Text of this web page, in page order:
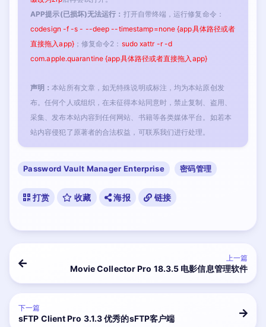
APP提示(已损坏)无法运行： 打开自带终端，运行修复命令：
codesign -f -s - --deep --timestamp=none {app具体路径或者
直接拖入app}；修复命令2： sudo xattr -r -d
com.apple.quarantine {app具体路径或者直接拖入app}
声明：本站所有文章，如无特殊说明或标注，均为本站原创发
布。任何个人或组织，在未征得本站同意时，禁止复制、盗用、
采集、发布本站内容到任何网站、书籍等各类媒体平台。如若本
站内容侵犯了原著者的合法权益，可联系我们进行处理。
Password Vault Manager Enterprise 密码管理
打赏 收藏 海报 链接
上一篇
Movie Collector Pro 18.3.5 电影信息管理软件
下一篇
sFTP Client Pro 3.1.3 优秀的sFTP客户端